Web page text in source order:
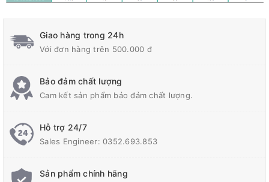
Giao hàng trong 24h
Với đơn hàng trên 500.000 đ
Bảo đảm chất lượng
Cam kết sản phẩm bảo đảm chất lượng.
Hỗ trợ 24/7
Sales Engineer: 0352.693.853
Sản phẩm chính hãng